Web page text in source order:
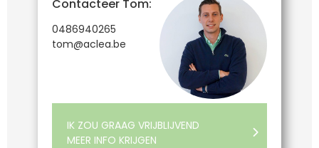
Contacteer Tom:
0486940265
tom@aclea.be
IK ZOU GRAAG VRIJBLIJVEND
MEER INFO KRIJGEN